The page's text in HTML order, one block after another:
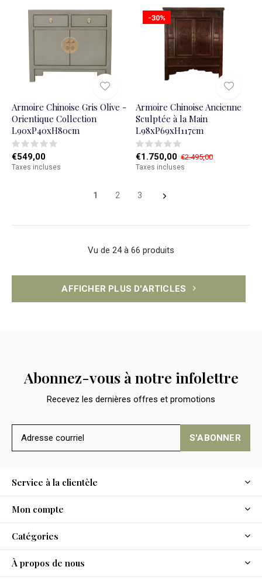
Armoire Chinoise Gris Olive -
Orientique Collection
L90xP40xH80cm
€549,00
Taxes incluses
-30%
Armoire Chinoise Ancienne
Sculptée à la Main
L98xP69xH117cm
€1.750,00 €2.495,00
Taxes incluses
1 2 3
Vu de 24 à 66 produits
AFFICHER PLUS D'ARTICLES
Abonnez-vous à notre infolettre
Recevez les dernières offres et promotions
S'ABONNER
Service à la clientèle
Mon compte
Catégories
À propos de nous